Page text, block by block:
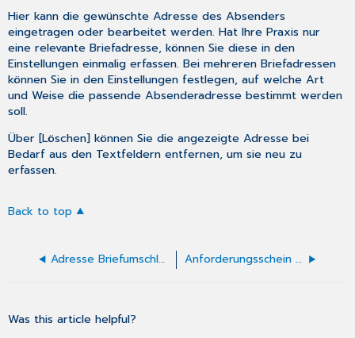
Hier kann die gewünschte Adresse des Absenders
eingetragen oder bearbeitet werden. Hat Ihre Praxis nur
eine relevante Briefadresse, können Sie diese in den
Einstellungen einmalig erfassen. Bei mehreren Briefadressen
können Sie in den Einstellungen festlegen, auf welche Art
und Weise die passende Absenderadresse bestimmt werden
soll.
Über [Löschen] können Sie die angezeigte Adresse bei
Bedarf aus den Textfeldern entfernen, um sie neu zu
erfassen.
Back to top
Adresse Briefumschlag Anforderungsschein Laborgemeinschaften
Was this article helpful?